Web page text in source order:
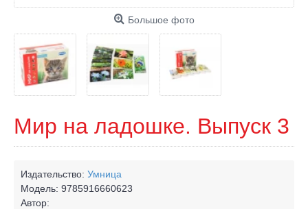
Большое фото
Мир на ладошке. Выпуск 3
Издательство: Умница
Модель: 9785916660623
Автор: